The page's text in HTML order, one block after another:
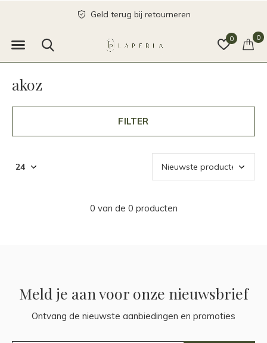
0 0
Geld terug bij retourneren
akoz
FILTER
0 van de 0 producten
Meld je aan voor onze nieuwsbrief
Ontvang de nieuwste aanbiedingen en promoties